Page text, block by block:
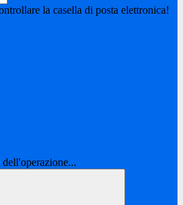
la casella di posta elettronica!